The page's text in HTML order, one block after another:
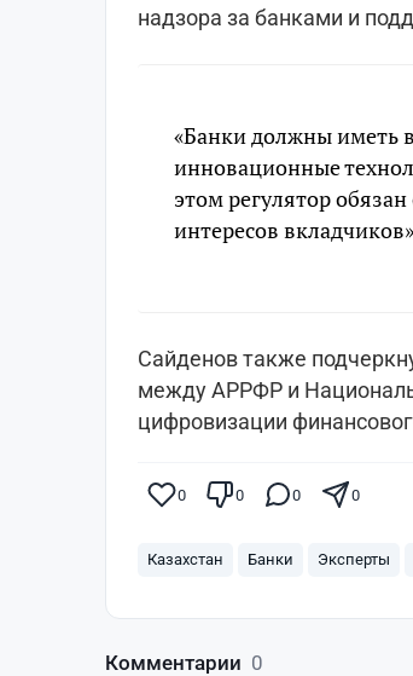
надзора за банками и
«Банки должны иметь
инновационные
этом регулятор
интересов
Сайденов также
между АРРФР и
цифровизации
0 0 0 0
Казахстан Банки Эксперты
Комментарии 0